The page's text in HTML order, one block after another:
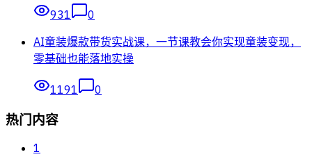
931
0
AI童装爆款带货实战课，一节课教会你实现童装变现，
零基础也能落地实操
1191 0
热门内容
1